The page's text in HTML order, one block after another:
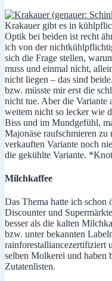
Krakauer gibt es in
Optik bei beiden ist recht
ich von der
sich die Frage stellen,
muss und einmal nicht,
nicht liegen – das sind
bzw. müsste mir erst die
nicht tue. Aber die Variante
weitem nicht so lecker wie
Biss und im Mundgefühl,
Majonäse raufschmieren
verkauften Variante noch
die gekühlte Variante.
Milchkaffee
Das Thema hatte ich schon
Discounter und
besser als die kalten
bzw. unter bekannten
rainforestalliancezertifiziert
selben Molkerei und haben
Zutatenlisten.